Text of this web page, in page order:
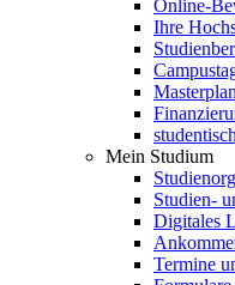
Online-
Ihre
Mein Studium
Studien-
Digitales
Termine